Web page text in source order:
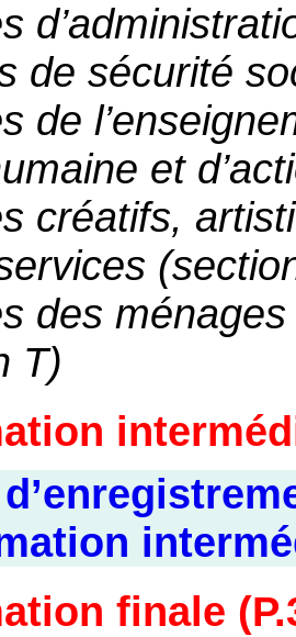
de sécurité
de
et
créatifs,
des
T)
finale